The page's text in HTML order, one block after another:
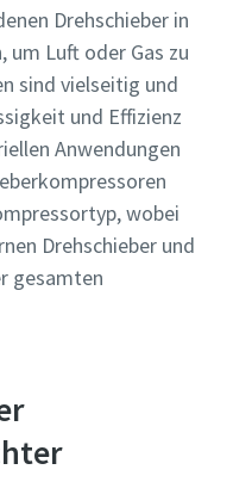
Produktion
Drehschieber in
Luft oder Gas zu
sind vielseitig und
und Effizienz
Anwendungen
wobei
Drehschieber und
gesamten
absenden,
anhand der